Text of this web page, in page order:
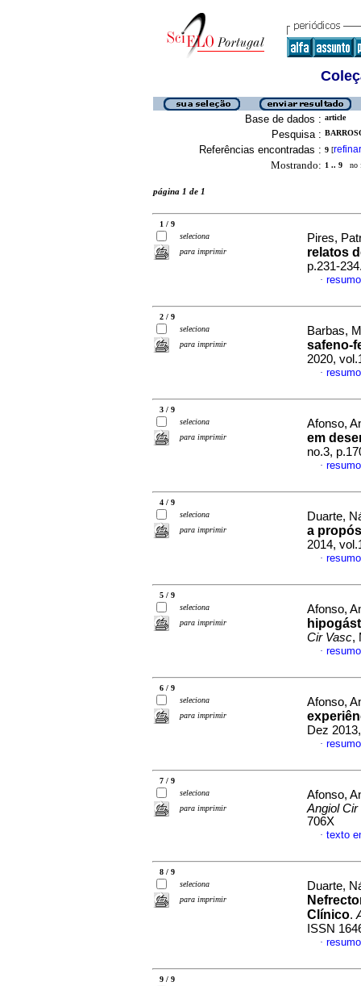
Base de dados : article
Pesquisa :
Referências encontradas : 9 [refinar
Mostrando: 1 .. 9 no
página 1 de 1
1 / 9
seleciona
para imprimir
Pires,
relatos
p.231-
·
2 / 9
seleciona
para imprimir
Barbas,
safeno-
2020,
·
3 / 9
seleciona
para imprimir
Afonso,
em
no.3,
·
4 / 9
seleciona
para imprimir
Duarte,
a
2014,
·
5 / 9
seleciona
para imprimir
Afonso,
Cir Vasc,
·
6 / 9
seleciona
para imprimir
Afonso,
Dez
·
7 / 9
seleciona
para imprimir
Afonso,
Angiol Cir
706X
· texto
8 / 9
seleciona
para imprimir
Duarte,
Clínico.
ISSN
·
9 / 9